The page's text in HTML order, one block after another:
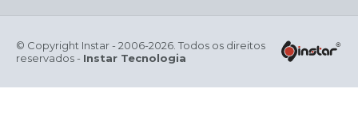
© Copyright Instar - 2006-2026. Todos os direitos
reservados - Instar Tecnologia